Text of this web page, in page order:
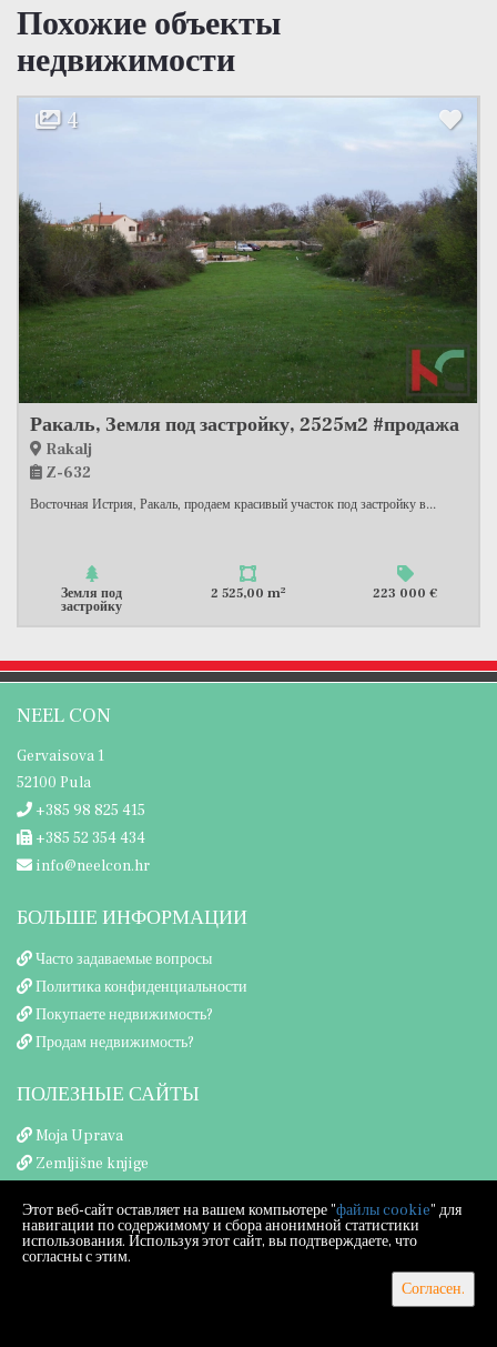
Похожие объекты
недвижимости
4
Ракаль, Земля под застройку, 2525м2 #продажа
Rakalj
Z-632
Восточная Истрия, Ракаль, продаем красивый участок под застройку в...
Земля под
застройку
2 525,00 m2 223 000 €
NEEL CON
Gervaisova 1
52100 Pula
+385 98 825 415
+385 52 354 434
info@neelcon.hr
БОЛЬШЕ ИНФОРМАЦИИ
Часто задаваемые вопросы
Политика конфиденциальности
Покупаете недвижимость?
Продам недвижимость?
ПОЛЕЗНЫЕ САЙТЫ
Moja Uprava
Zemljišne knjige
Этот веб-сайт оставляет на вашем компьютере "файлы cookie" для
навигации по содержимому и сбора анонимной статистики
использования. Используя этот сайт, вы подтверждаете, что
согласны с этим.
Согласен.